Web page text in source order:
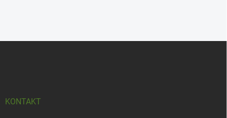
KONTAKT